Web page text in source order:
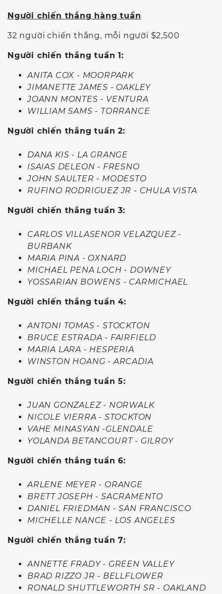
Người chiến thắng hàng tuần
32 người chiến thắng, mỗi người $2,500
Người chiến thắng tuần 1:
ANITA COX - MOORPARK
JIMANETTE JAMES - OAKLEY
JOANN MONTES - VENTURA
WILLIAM SAMS - TORRANCE
Người chiến thắng tuần 2:
DANA KIS - LA GRANGE
ISAIAS DELEON - FRESNO
JOHN SAULTER - MODESTO
RUFINO RODRIGUEZ JR - CHULA VISTA
Người chiến thắng tuần 3:
CARLOS VILLASENOR VELAZQUEZ -
BURBANK
MARIA PINA - OXNARD
MICHAEL PENA LOCH - DOWNEY
YOSSARIAN BOWENS - CARMICHAEL
Người chiến thắng tuần 4:
ANTONI TOMAS - STOCKTON
BRUCE ESTRADA - FAIRFIELD
MARIA LARA - HESPERIA
WINSTON HOANG - ARCADIA
Người chiến thắng tuần 5:
JUAN GONZALEZ - NORWALK
NICOLE VIERRA - STOCKTON
VAHE MINASYAN -GLENDALE
YOLANDA BETANCOURT - GILROY
Người chiến thắng tuần 6:
ARLENE MEYER - ORANGE
BRETT JOSEPH - SACRAMENTO
DANIEL FRIEDMAN - SAN FRANCISCO
MICHELLE NANCE - LOS ANGELES
Người chiến thắng tuần 7:
ANNETTE FRADY - GREEN VALLEY
BRAD RIZZO JR - BELLFLOWER
RONALD SHUTTLEWORTH SR - OAKLAND